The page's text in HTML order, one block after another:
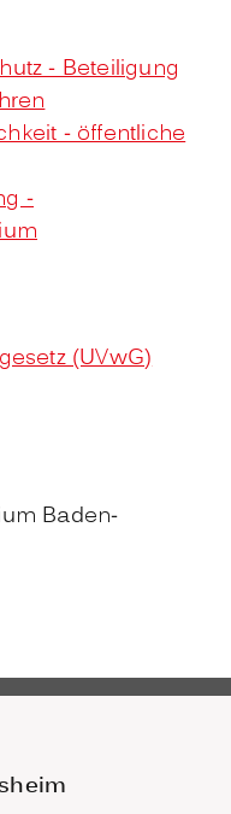
- Beteiligung
- öffentliche
-
(UVwG)
Baden-